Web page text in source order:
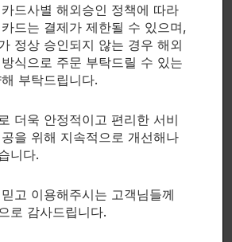
with clear paths to
with access to wellness tools.
드사별 해외승인 정책에 따라
드는 결제가 제한될 수 있으며,
정상 승인되지 않는 경우 해외
식으로 주문 부탁드릴 수 있는
부탁드립니다.
더욱 안정적이고 편리한 서비
을 위해 지속적으로 개선해나
니다.
고 이용해주시는 고객님들께
로 감사드립니다.